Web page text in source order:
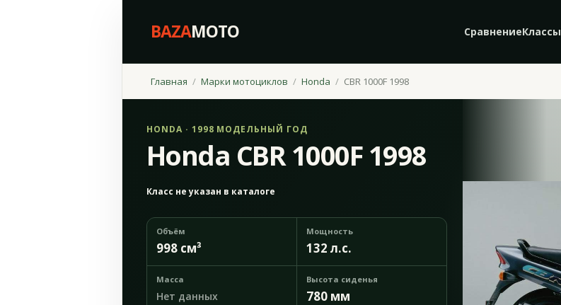
BAZAMOTO СравнениеКлассы
Главная Марки мотоциклов Honda CBR 1000F 1998
HONDA · 1998 МОДЕЛЬНЫЙ ГОД
Honda CBR 1000F 1998
Класс не указан в каталоге
Объём
998 см³
Мощность
132 л.с.
Масса
Нет данных
Высота сиденья
780 мм